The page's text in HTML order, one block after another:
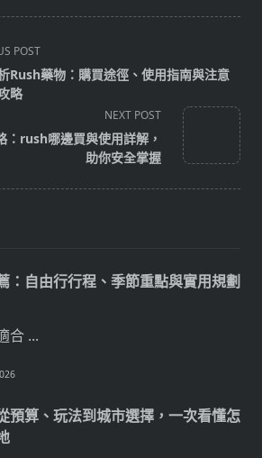
POST
Rush藥物：購買途徑、使用指南與注意
略
NEXT POST
：rush哪邊買與使用詳解，
助你安全掌握
：自由行行程、季節重點與實用規劃
合 ...
預算、玩法到城市選擇，一次看懂怎